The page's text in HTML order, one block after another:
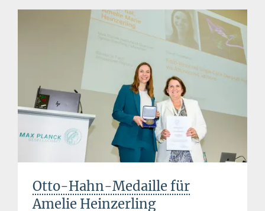
Otto-Hahn-Medaille für
Amelie Heinzerling